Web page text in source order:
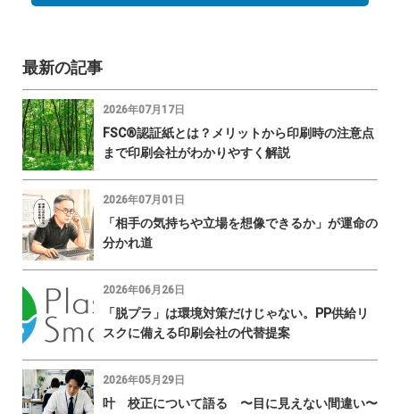
最新の記事
2026年07月17日
FSC®認証紙とは？メリットから印刷時の注意点
まで印刷会社がわかりやすく解説
2026年07月01日
「相手の気持ちや立場を想像できるか」が運命の
分かれ道
2026年06月26日
「脱プラ」は環境対策だけじゃない。PP供給リ
スクに備える印刷会社の代替提案
2026年05月29日
叶 校正について語る 〜目に見えない間違い〜